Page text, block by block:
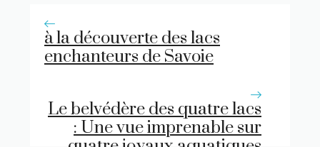
à la découverte des lacs
enchanteurs de Savoie
Le belvédère des quatre lacs
: Une vue imprenable sur